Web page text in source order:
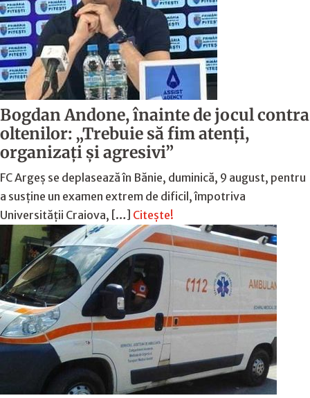
Bogdan Andone, înainte de jocul contra
oltenilor: „Trebuie să fim atenți,
organizați și agresivi”
FC Argeș se deplasează în Bănie, duminică, 9 august, pentru
a susține un examen extrem de dificil, împotriva
Universității Craiova, […] Citește!